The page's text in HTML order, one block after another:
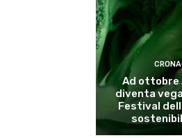
Ad ottobre
diventa
Festival